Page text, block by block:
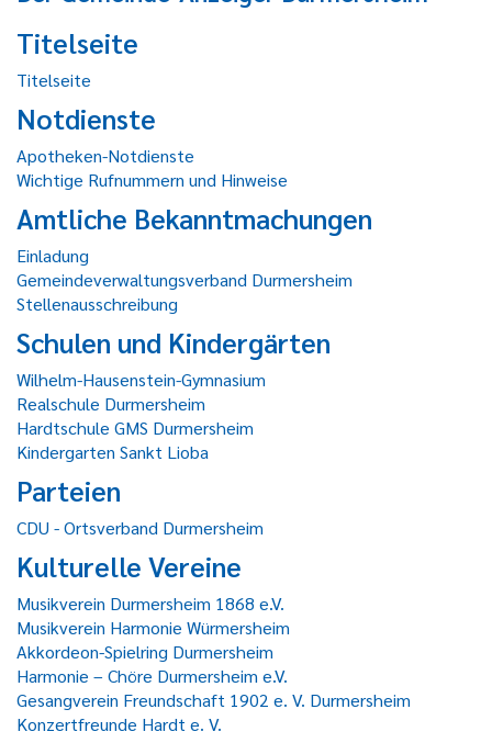
Titelseite
Titelseite
Notdienste
Apotheken-Notdienste
Wichtige Rufnummern und Hinweise
Amtliche Bekanntmachungen
Einladung
Gemeindeverwaltungsverband Durmersheim
Stellenausschreibung
Schulen und Kindergärten
Wilhelm-Hausenstein-Gymnasium
Realschule Durmersheim
Hardtschule GMS Durmersheim
Kindergarten Sankt Lioba
Parteien
CDU - Ortsverband Durmersheim
Kulturelle Vereine
Musikverein Durmersheim 1868 e.V.
Musikverein Harmonie Würmersheim
Akkordeon-Spielring Durmersheim
Harmonie – Chöre Durmersheim e.V.
Gesangverein Freundschaft 1902 e. V. Durmersheim
Konzertfreunde Hardt e. V.